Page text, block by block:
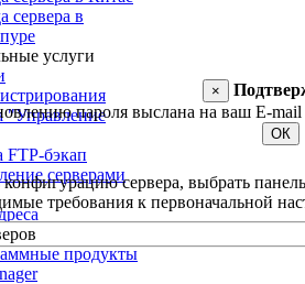
сервера в
услуги
"Управление
FTP-бэкап
серверами
продукты
сервера, выбрать
требования к первоначальной
×
пароля выслана на ваш E-
ОК